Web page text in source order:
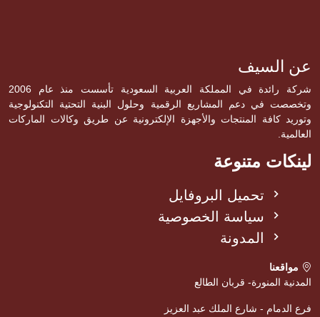
عن السيف
شركة رائدة في المملكة العربية السعودية تأسست منذ عام 2006
وتخصصت في دعم المشاريع الرقمية وحلول البنية التحتية التكنولوجية
وتوريد كافة المنتجات والأجهزة الإلكترونية عن طريق وكالات الماركات
العالمية.
لينكات متنوعة
تحميل البروفايل
سياسة الخصوصية
المدونة
مواقعنا
المدنية المنورة- قربان الطالع
فرع الدمام - شارع الملك عبد العزيز